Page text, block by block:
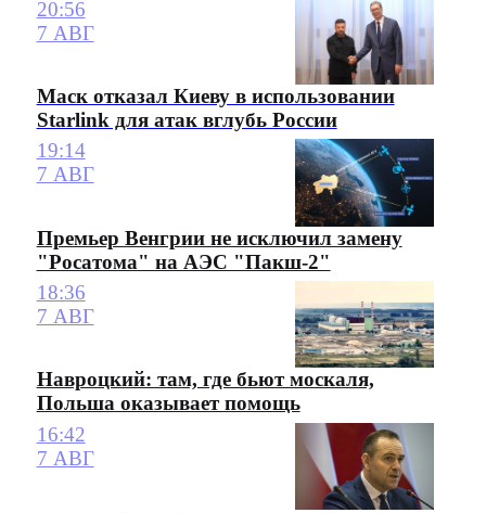
20:56
7 АВГ
Маск отказал Киеву в использовании
Starlink для атак вглубь России
19:14
7 АВГ
Премьер Венгрии не исключил замену
"Росатома" на АЭС "Пакш-2"
18:36
7 АВГ
Навроцкий: там, где бьют москаля,
Польша оказывает помощь
16:42
7 АВГ